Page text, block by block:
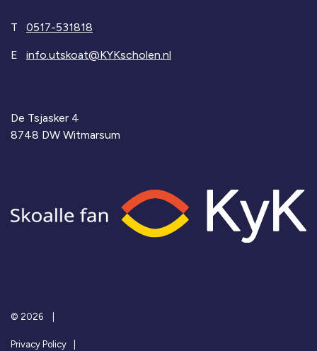
T 0517-531818
E info.utskoat@KYKscholen.nl
De Tsjasker 4
8748 DW Witmarsum
© 2026
Privacy Policy